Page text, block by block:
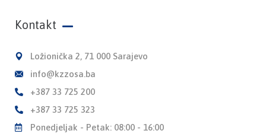
Kontakt
Ložionička 2, 71 000 Sarajevo
info@kzzosa.ba
+387 33 725 200
+387 33 725 323
Ponedjeljak - Petak: 08:00 - 16:00